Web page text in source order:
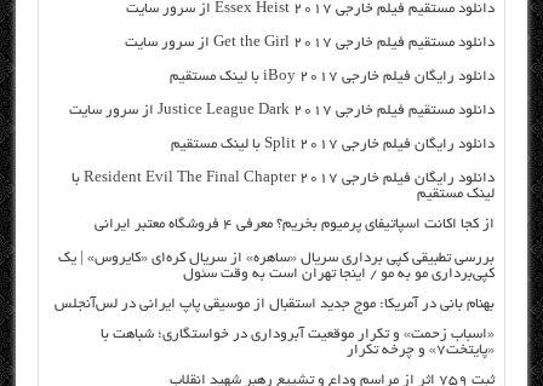
دانلود مستقیم فیلم خارجی Essex Heist 2017 از سرور سایت
دانلود مستقیم فیلم خارجی Get the Girl 2017 از سرور سایت
دانلود رایگان فیلم خارجی iBoy 2017 با لینک مستقیم
دانلود مستقیم فیلم خارجی Justice League Dark 2017 از سرور سایت
دانلود رایگان فیلم خارجی Split 2017 با لینک مستقیم
دانلود رایگان فیلم خارجی Resident Evil The Final Chapter 2017 با
لینک مستقیم
از کجا اکانت اسپاتیفای پرمیوم بخریم؟ معرفی ۴ فروشگاه معتبر ایرانی
بررسی تطبیقی کپی برداری سریال «ساهره» از سریال کره‌ای «کایروس» | یک
کپی‌برداری مو به مو / اینجا تهران است به وقت سئول
بهنام بانی در آمریکا: موج جدید استقبال از موسیقی پاپ ایرانی در لس‌آنجلس
«اسباب زحمت» و تکرار موقعیت آبروداری در خواستگاری؛ شباهت با
«پایتخت۷» و چرخه تکرار
ثبت ۷۵۹ اثر از مراسم وداع و تشییع رهبر شهید انقلاب